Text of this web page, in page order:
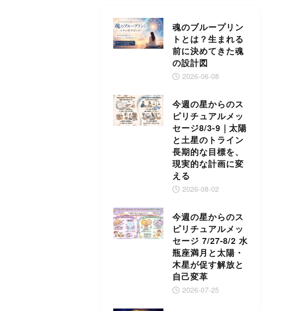
魂のブループリン
トとは？生まれる
前に決めてきた魂
の設計図
2026-06-08
今週の星からのス
ピリチュアルメッ
セージ8/3-9｜太陽
と土星のトライン
長期的な目標を、
現実的な計画に変
える
2026-08-02
今週の星からのス
ピリチュアルメッ
セージ 7/27-8/2 水
瓶座満月と太陽・
木星が促す解放と
自己変革
2026-07-25